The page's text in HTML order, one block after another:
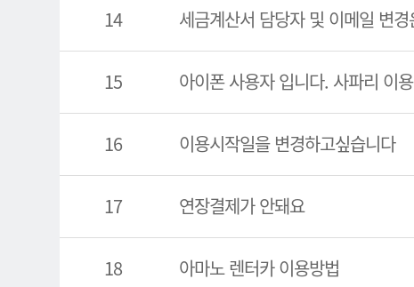
14 세금계산서 담당자 및 이메일 변
15 아이폰 사용자 입니다. 사파리 이
16 이용시작일을 변경하고싶습니다
17 연장결제가 안돼요
18 아마노 렌터카 이용방법